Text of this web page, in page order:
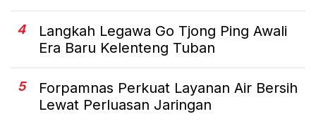
4
Langkah Legawa Go Tjong Ping Awali
Era Baru Kelenteng Tuban
5
Forpamnas Perkuat Layanan Air Bersih
Lewat Perluasan Jaringan